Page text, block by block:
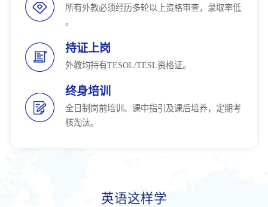
所有外教必须经历多轮以上资格审查，录取率低
。
持证上岗
外教均持有TESOL/TESL资格证。
终身培训
全日制岗前培训、课中指引及课后培养，定期考
核淘汰。
英语这样学